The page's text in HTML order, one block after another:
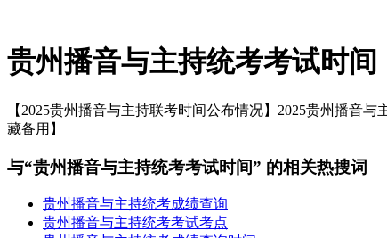
贵州播音与主持统考考试时间
【2025贵州播音与主持联考时间公布情况】2025贵州播音
藏备用】
与“贵州播音与主持统考考试时间” 的相关热搜词
贵州播音与主持统考成绩查询
贵州播音与主持统考考试考点